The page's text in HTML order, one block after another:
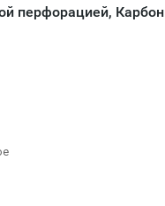
перфорацией, Карбон